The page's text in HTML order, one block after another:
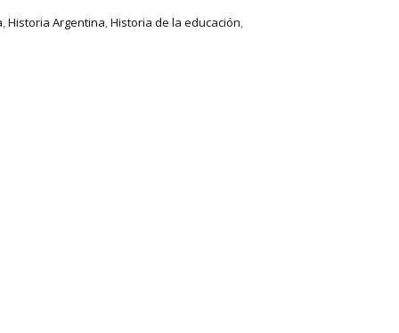
,Historia Argentina,Historia de la educación,